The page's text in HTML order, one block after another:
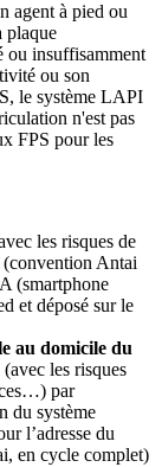
agent à pied ou
plaque
ou insuffisamment
ou son
le système LAPI
n'est pas
FPS pour les
les risques de
Antai
(smartphone
et déposé sur le
au domicile du
(avec les risques
par
du système
l’adresse du
en cycle complet)